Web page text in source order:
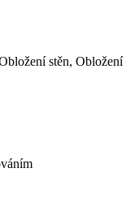
stěn, Obložení